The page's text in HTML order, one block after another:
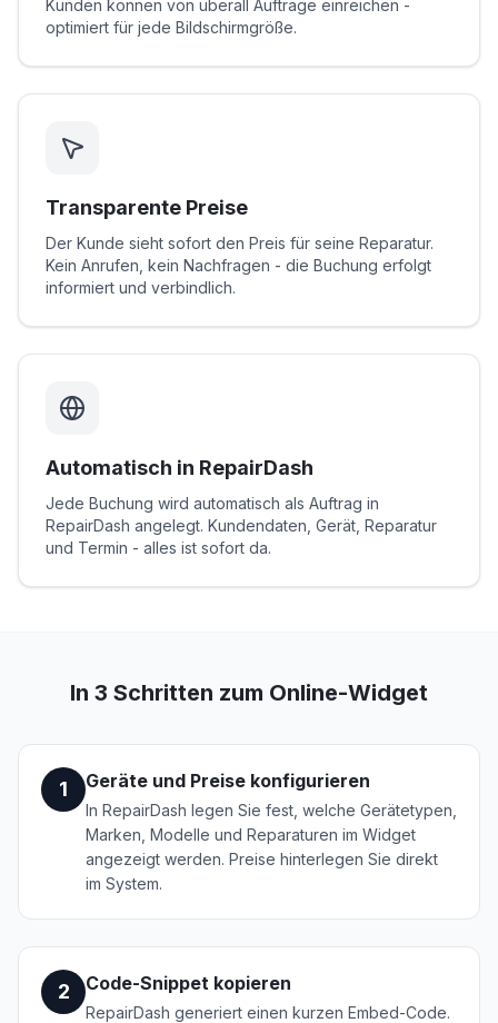
Kunden können von überall Aufträge einreichen -
optimiert für jede Bildschirmgröße.
Transparente Preise
Der Kunde sieht sofort den Preis für seine Reparatur.
Kein Anrufen, kein Nachfragen - die Buchung erfolgt
informiert und verbindlich.
Automatisch in RepairDash
Jede Buchung wird automatisch als Auftrag in
RepairDash angelegt. Kundendaten, Gerät, Reparatur
und Termin - alles ist sofort da.
In 3 Schritten zum Online-Widget
1 Geräte und Preise konfigurieren
In RepairDash legen Sie fest, welche Gerätetypen,
Marken, Modelle und Reparaturen im Widget
angezeigt werden. Preise hinterlegen Sie direkt
im System.
2 Code-Snippet kopieren
RepairDash generiert einen kurzen Embed-Code.